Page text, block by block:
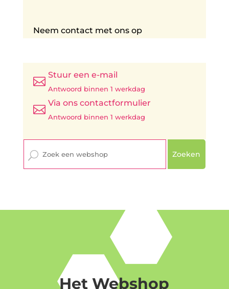
Neem contact met ons op

Stuur een e-mail
Antwoord binnen 1 werkdag

Via ons contactformulier
Antwoord binnen 1 werkdag
Zoeken
Het Webshop